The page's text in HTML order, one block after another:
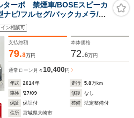
ーボ 禁煙車/BOSEスピーカ
ビ/フルセグ/バックカメラ/ク
ダー/ETC/Aストップ/横滑り
ミ/オートライト
ン相談可
支払総額
79.8万円
本体価格
72.6万円
通常ローン 月々10,400円
年式 2014年 走行 5.8万km
車検
'27/09 修復
なし
保証
保証付 整備
法定整備付
住所
宮城県大崎市